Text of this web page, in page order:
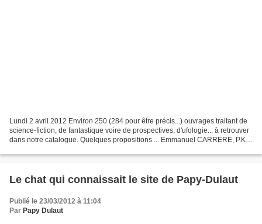
Lundi 2 avril 2012 Environ 250 (284 pour être précis...) ouvrages traitant de
science-fiction, de fantastique voire de prospectives, d'ufologie... à retrouver
dans notre catalogue. Quelques propositions ... Emmanuel CARRERE, P.K.
Le chat qui connaissait le site de Papy-Dulaut
Publié le 23/03/2012 à 11:04
Par Papy Dulaut